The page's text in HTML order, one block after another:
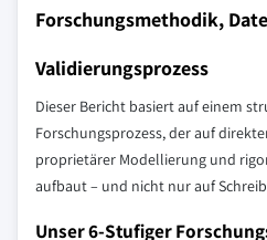
Forschungsmethodik,
Validierungsprozess
Dieser Bericht basiert auf einem
Forschungsprozess, der auf
proprietärer Modellierung und
aufbaut – und nicht nur auf
Unser 6-Stufiger